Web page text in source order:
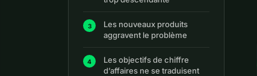
Les nouveaux produits
aggravent le problème
Les objectifs de chiffre
d’affaires ne se traduisent